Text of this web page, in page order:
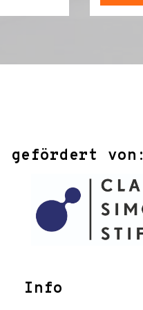
gefördert von:
Info